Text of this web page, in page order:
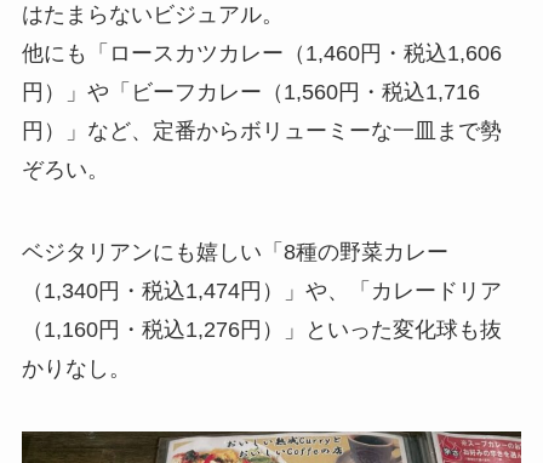
はたまらないビジュアル。
他にも「ロースカツカレー（1,460円・税込1,606
円）」や「ビーフカレー（1,560円・税込1,716
円）」など、定番からボリューミーな一皿まで勢
ぞろい。
ベジタリアンにも嬉しい「8種の野菜カレー
（1,340円・税込1,474円）」や、「カレードリア
（1,160円・税込1,276円）」といった変化球も抜
かりなし。